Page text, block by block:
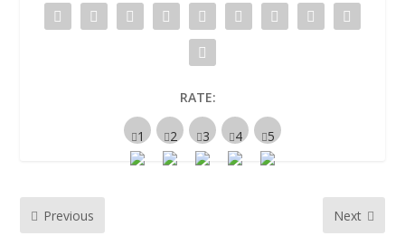
RATE:
Previous Next